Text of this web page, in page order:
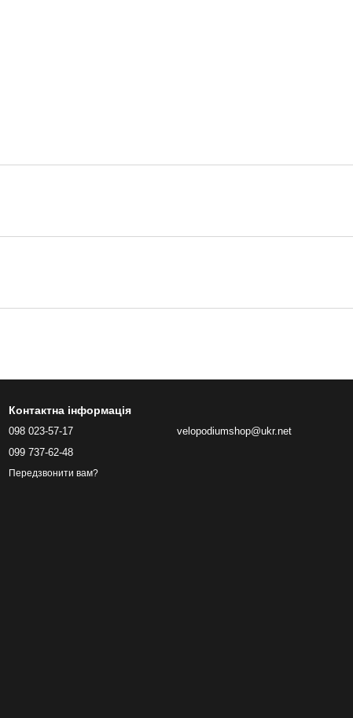
Контактна інформація
098 023-57-17
099 737-62-48
Передзвонити вам?
velopodiumshop@ukr.net